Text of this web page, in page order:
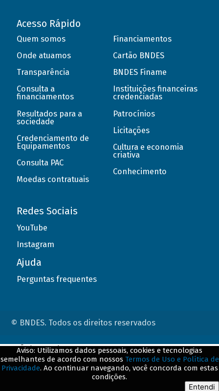
Acesso Rápido
Quem somos
Onde atuamos
Transparência
Consulta a
financiamentos
Resultados para a
sociedade
Credenciamento de
Equipamentos
Consulta PAC
Moedas contratuais
Financiamentos
Cartão BNDES
BNDES Finame
Instituições financeiras
credenciadas
Patrocínios
Licitações
Cultura e economia
criativa
Conhecimento
Redes Sociais
YouTube
Instagram
Ajuda
Perguntas frequentes
© BNDES. Todos os direitos reservados
Aviso: Utilizamos dados pessoais, cookies e tecnologias
semelhantes de acordo com nossos Termos de Uso e Política de
Privacidade. Ao continuar navegando, você concorda com estas
condições.
Entendi
ConteÃºdo complementar
${title}${badge}